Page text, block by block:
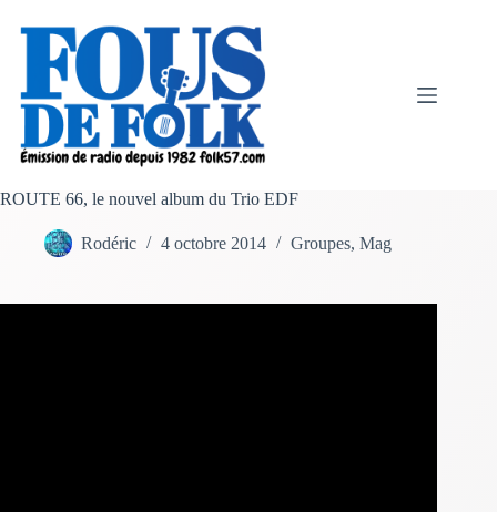
ROUTE 66, le nouvel album du Trio EDF
Rodéric 4 octobre 2014 Groupes, Mag